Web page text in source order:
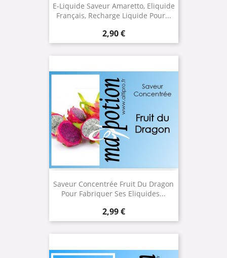
E-Liquide Saveur Amaretto, Eliquide
Français, Recharge Liquide Pour...
Prix
2,90 €
Saveur Concentrée Fruit Du Dragon
Pour Fabriquer Ses Eliquides...
Prix
2,99 €